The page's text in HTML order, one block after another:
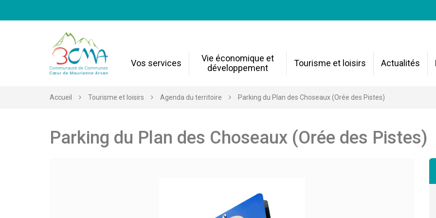
Vos services
Vie économique et
développement
Tourisme et loisirs Actualités
Accueil Tourisme et loisirs Agenda du territoire Parking du Plan des Choseaux (Orée des Pistes)
Parking du Plan des Choseaux (Orée des Pistes)